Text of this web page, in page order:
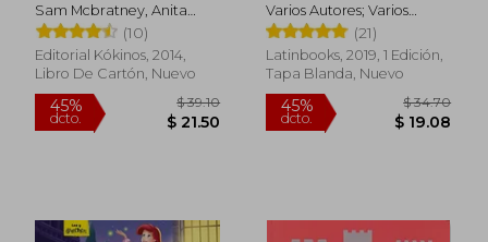
45%
dcto.
$ 56.22
$ 30.92
45%
dcto. $
Sam Mcbratney, Anita
Jeram
(10)
Editorial Kókinos, 2014,
Libro De Cartón, Nuevo
Varios Autores; Varios
Autores
(21)
Latinbooks, 2019, 1 Edición,
Tapa Blanda, Nuevo